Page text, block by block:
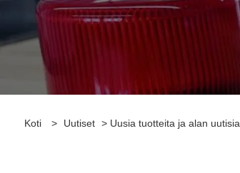
Koti > Uutiset > Uusia tuotteita ja alan uutisia